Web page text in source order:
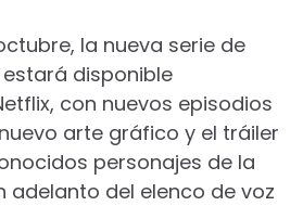
la nueva serie de
estará disponible
con nuevos episodios
arte gráfico y el tráiler
personajes de la
adelanto del elenco de voz